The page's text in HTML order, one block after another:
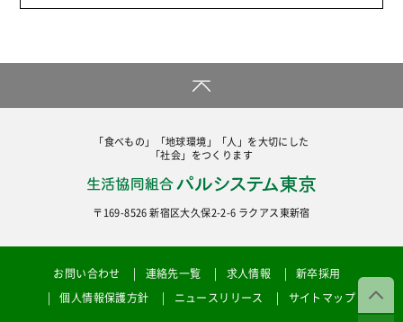
「食べもの」「地球環境」「人」を大切にした
「社会」をつくります
〒169-8526 新宿区大久保2-2-6 ラクアス東新宿
お問い合わせ 連絡先一覧 求人情報
新卒採用
個人情報保護方針
ニュースリリース サイトマップ